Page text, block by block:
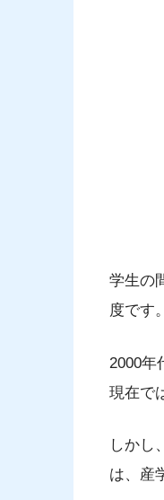
学生の
度です。
2000年
現在で
しかし
は、産